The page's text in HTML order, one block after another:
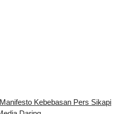
Kebebasan Pers Sikapi